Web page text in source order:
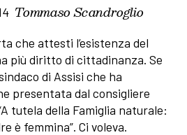
Tommaso Scandroglio
che attesti l’esistenza del
più diritto di cittadinanza. Se
di Assisi che ha
presentata dal consigliere
tutela della Famiglia naturale:
è femmina”. Ci voleva.